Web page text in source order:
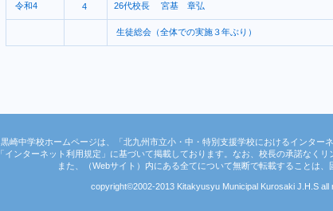
令和4 4 26代校長 宮基 章弘
生徒総会（全体での実施３年ぶり）
黒崎中学校ホームページは、「北九州市立小・中・特別支援学校におけるインター
「インターネット利用規定」に基づいて掲載しております。なお、校長の承諾なくリ
また、（Webサイト）内にある全てについて無断で転載することは、
copyright©2002-2013 Kitakyusyu Municipal Kurosaki J.H.S all